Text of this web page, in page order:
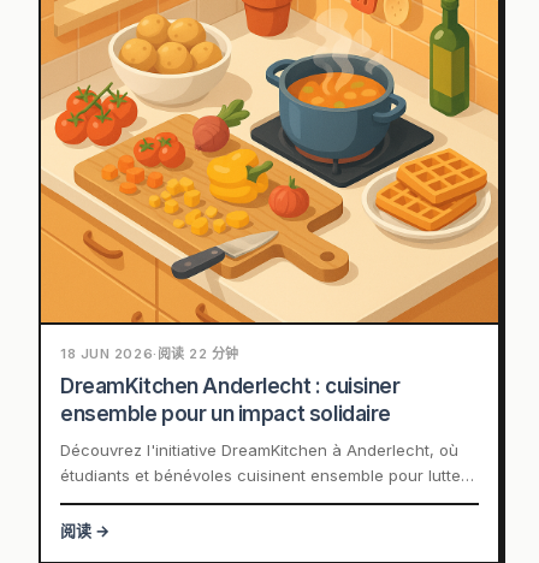
18 JUN 2026· 阅读 22 分钟
DreamKitchen Anderlecht : cuisiner
ensemble pour un impact solidaire
Découvrez l'initiative DreamKitchen à Anderlecht, où
étudiants et bénévoles cuisinent ensemble pour lutter
contre le gaspillage.
阅读 →